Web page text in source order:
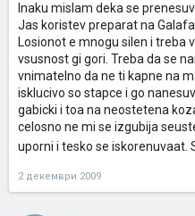
Inaku mislam deka se
Jas koristev preparat na
Losionot e mnogu silen i treba
vsusnost gi gori. Treba da se
vnimatelno da ne ti kapne na
isklucivo so stapce i go
gabicki i toa na neostetena
celosno ne mi se izgubija
uporni i tesko se iskorenuvaat.
2 декември 2009